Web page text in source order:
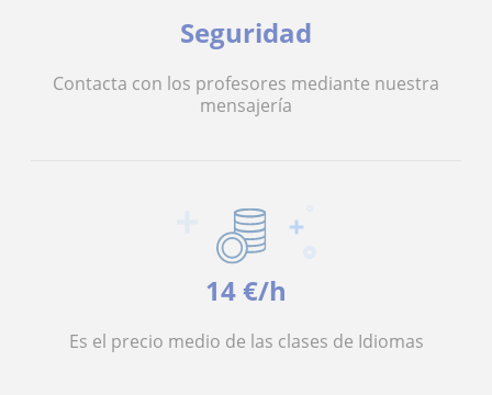
Seguridad
Contacta con los profesores mediante nuestra
mensajería
14 €/h
Es el precio medio de las clases de Idiomas